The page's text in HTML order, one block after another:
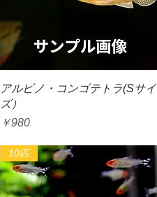
クイックビュー
アルビノ・コンゴテトラ(Sサイ
ズ）
価格
￥980
10匹